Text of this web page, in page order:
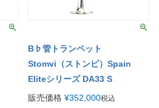
B♭管トランペット
Stomvi（ストンビ）Spain
Eliteシリーズ DA33 S
販売価格 ¥352,000税込